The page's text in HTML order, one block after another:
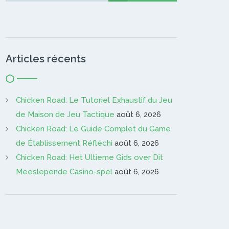
Articles récents
Chicken Road: Le Tutoriel Exhaustif du Jeu
de Maison de Jeu Tactique août 6, 2026
Chicken Road: Le Guide Complet du Game
de Établissement Réfléchi août 6, 2026
Chicken Road: Het Ultieme Gids over Dit
Meeslepende Casino-spel août 6, 2026